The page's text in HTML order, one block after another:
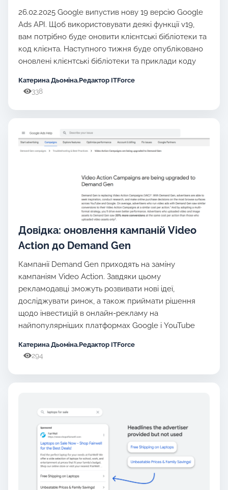
26.02.2025 Google випустив нову 19 версію Google
Ads API. Щоб використовувати деякі функції v19,
вам потрібно буде оновити клієнтські бібліотеки та
код клієнта. Наступного тижня буде опубліковано
оновлені клієнтські бібліотеки та приклади коду
Катерина Дьоміна.Редактор ITForce
338
Довідка: оновлення кампаній Video
Action до Demand Gen
Кампанії Demand Gen приходять на заміну
кампаніям Video Action. Завдяки цьому
рекламодавці зможуть розвивати нові ідеї,
досліджувати ринок, а також приймати рішення
щодо інвестицій в онлайн-рекламу на
найпопулярніших платформах Google і YouTube
Катерина Дьоміна.Редактор ITForce
294